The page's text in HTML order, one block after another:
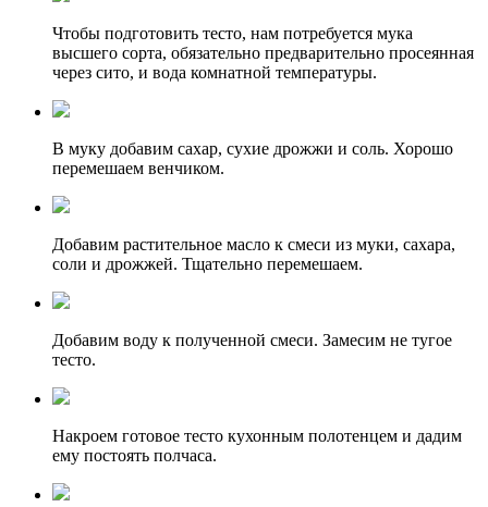
Чтобы подготовить тесто, нам потребуется мука
высшего сорта, обязательно предварительно просеянная
через сито, и вода комнатной температуры.
В муку добавим сахар, сухие дрожжи и соль. Хорошо
перемешаем венчиком.
Добавим растительное масло к смеси из муки, сахара,
соли и дрожжей. Тщательно перемешаем.
Добавим воду к полученной смеси. Замесим не тугое
тесто.
Накроем готовое тесто кухонным полотенцем и дадим
ему постоять полчаса.